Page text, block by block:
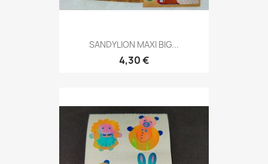
SANDYLION MAXI BIG...
4,30 €